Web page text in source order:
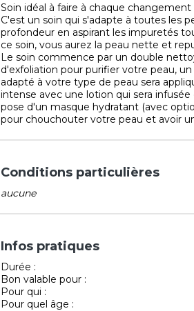
Soin idéal à faire à chaque
C'est un soin qui s'adapte à toutes les
profondeur en aspirant les impuretés
ce soin, vous aurez la peau nette et
Le soin commence par un double
d'exfoliation pour purifier votre peau,
adapté à votre type de peau sera
intense avec une lotion qui sera
pose d'un masque hydratant (avec
pour chouchouter votre peau et avoir
Conditions particulières
aucune
Infos pratiques
Durée :
Bon valable pour :
Pour qui :
Pour quel âge :